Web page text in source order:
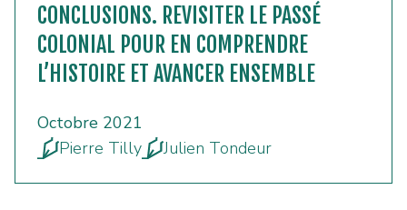
CONCLUSIONS. REVISITER LE PASSÉ
COLONIAL POUR EN COMPRENDRE
L’HISTOIRE ET AVANCER ENSEMBLE
Octobre 2021
Pierre Tilly
Julien Tondeur